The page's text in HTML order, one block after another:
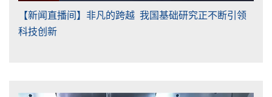
【新闻直播间】非凡的跨越 我国基础研究正不断引领
科技创新